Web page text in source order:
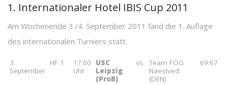
1. Internationaler Hotel IBIS Cup 2011
Am Wochenende 3./4. September 2011 fand die 1. Auflage
des internationalen Turniers statt.
3.
September
HF 1
17:00
Uhr
USC
Leipzig
(ProB)
vs. Team FOG
Naestved
(DEN)
69:67